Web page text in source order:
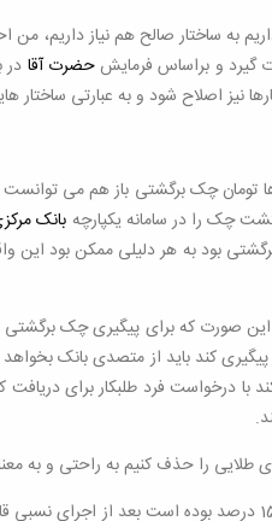
داریم به ساختار صالح هم نیاز
گیرد و براساس فرمایشحضرت آقا در
نیز اصلاح شود و به عبارتی
تومان چک برگشتی باز هم می
چک را در سامانه یکپارچه بانک
بود به هر دلیلی ممکن بود این
این صورت که برای پیگیری چک
کند باید از متصدی بانک
درخواست فرد طلبکار برای
را حذف کنیم به راحتی و به